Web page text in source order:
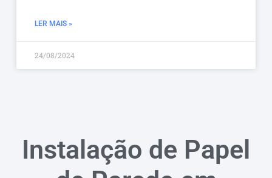
LER MAIS »
24/08/2024
Instalação de Papel